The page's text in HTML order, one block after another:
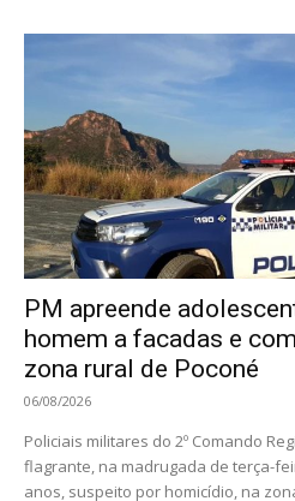
PM apreende
homem a facadas e
zona rural de Poconé
06/08/2026
Policiais militares do 2º Comando
flagrante, na madrugada de terça-
anos, suspeito por homicídio, na